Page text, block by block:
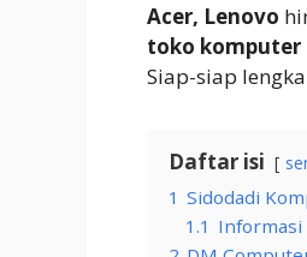
Acer, Lenovo
toko
Siap-siap
Daftar isi
1 Sidodadi
1.1 Informasi